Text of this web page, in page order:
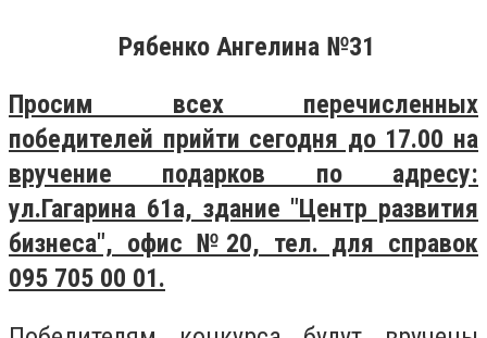
Рябенко Ангелина №31
Просим всех перечисленных
победителей прийти сегодня до 17.00 на
вручение подарков по адресу:
ул.Гагарина 61а, здание "Центр развития
бизнеса", офис №20, тел. для справок
095 705 00 01.